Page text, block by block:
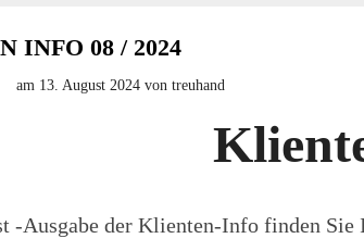
INFO 08 / 2024
am 13. August 2024 von treuhand
-Ausgabe der Klienten-Info finden Sie